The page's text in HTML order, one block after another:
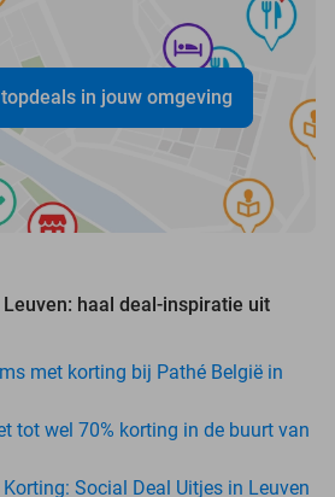
in jouw omgeving
haal deal-inspiratie uit
met korting bij Pathé België in
tot wel 70% korting in de buurt van
Social Deal Uitjes in Leuven